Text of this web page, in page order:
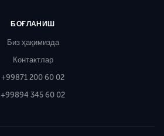
БОҒЛАНИШ
Биз ҳақимизда
Контактлар
+99871 200 60 02
+99894 345 60 02